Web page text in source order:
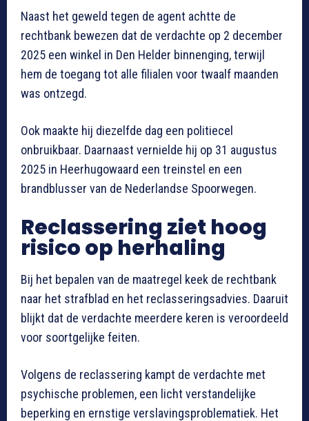
Naast het geweld tegen de agent achtte de
rechtbank bewezen dat de verdachte op 2 december
2025 een winkel in Den Helder binnenging, terwijl
hem de toegang tot alle filialen voor twaalf maanden
was ontzegd.
Ook maakte hij diezelfde dag een politiecel
onbruikbaar. Daarnaast vernielde hij op 31 augustus
2025 in Heerhugowaard een treinstel en een
brandblusser van de Nederlandse Spoorwegen.
Reclassering ziet hoog
risico op herhaling
Bij het bepalen van de maatregel keek de rechtbank
naar het strafblad en het reclasseringsadvies. Daaruit
blijkt dat de verdachte meerdere keren is veroordeeld
voor soortgelijke feiten.
Volgens de reclassering kampt de verdachte met
psychische problemen, een licht verstandelijke
beperking en ernstige verslavingsproblematiek. Het